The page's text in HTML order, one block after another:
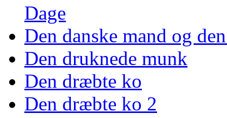
Dage
Den danske mand og
Den druknede munk
Den dræbte ko
Den dræbte ko 2